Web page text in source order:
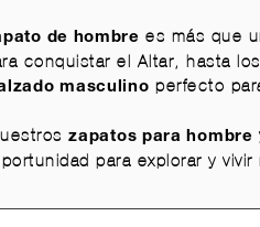
de hombre es más que
conquistar el Altar, hasta
masculino perfecto
zapatos para hombre
para explorar y